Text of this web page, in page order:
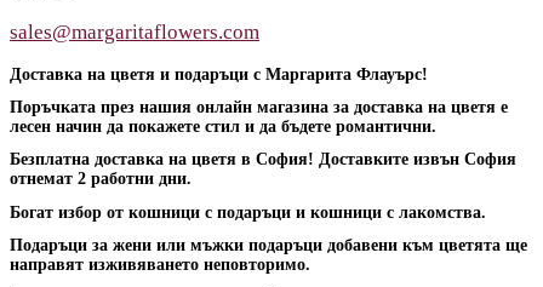
sales@margaritaflowers.com
Доставка на цветя и подаръци с Маргарита Флауърс!
Поръчката през нашия онлайн магазина за доставка на цветя е
лесен начин да покажете стил и да бъдете романтични.
Безплатна доставка на цветя в София! Доставките извън София
отнемат 2 работни дни.
Богат избор от кошници с подаръци и кошници с лакомства.
Подаръци за жени или мъжки подаръци добавени към цветята ще
направят изживяването неповторимо.